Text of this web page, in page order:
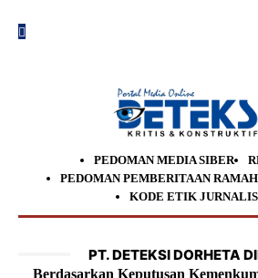
PEDOMAN MEDIA SIBER
PEDOMAN PEMBERITAAN
KODE ETIK
PT. DETEKSI DORHETA
Berdasarkan Keputusan